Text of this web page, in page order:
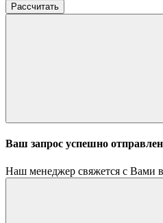
Рассчитать
Ваш запрос успешно
Наш менеджер свяжется с Вами в